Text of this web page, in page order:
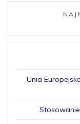
Unia